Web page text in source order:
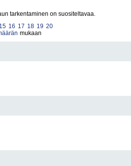
tarkentaminen on suositeltavaa.
15 16 17 18 19 20
mukaan